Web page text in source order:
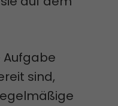
Aufgabe
sind,